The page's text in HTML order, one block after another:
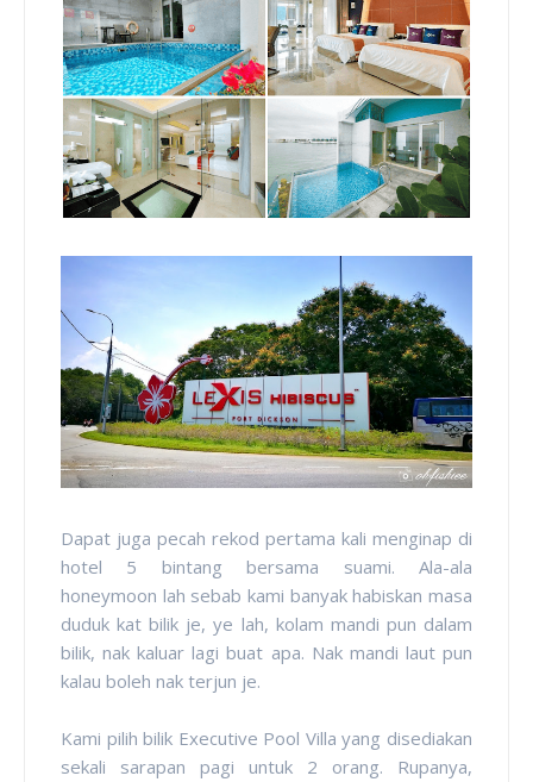
Dapat juga pecah rekod pertama kali menginap di
hotel 5 bintang bersama suami. Ala-ala
honeymoon lah sebab kami banyak habiskan masa
duduk kat bilik je, ye lah, kolam mandi pun dalam
bilik, nak kaluar lagi buat apa. Nak mandi laut pun
kalau boleh nak terjun je.
Kami pilih bilik Executive Pool Villa yang disediakan
sekali sarapan pagi untuk 2 orang. Rupanya,